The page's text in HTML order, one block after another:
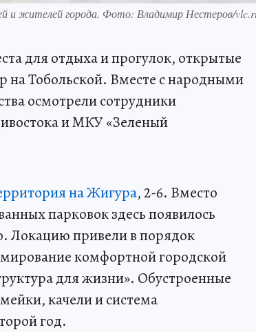
и жителей города. Фото: Владимир Нестеров/
для отдыха и прогулок, открытые
на Тобольской. Вместе с народными
осмотрели сотрудники
и МКУ «Зеленый
на Жигура, 2-6. Вместо
парковок здесь появилось
Локацию привели в порядок
комфортной городской
для жизни». Обустроенные
качели и система
год.